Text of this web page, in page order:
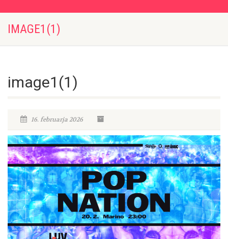
IMAGE1(1)
image1(1)
16. februarja 2026